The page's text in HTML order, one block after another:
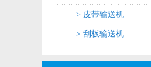
> 皮带输送机
> 刮板输送机